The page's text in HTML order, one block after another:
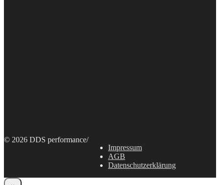
© 2026 DDS performance/
Impressum
AGB
Datenschutzerklärung